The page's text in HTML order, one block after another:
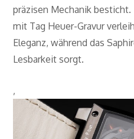
präzisen Mechanik
mit Tag Heuer-Gravur
Eleganz, während das
Lesbarkeit sorgt.
‚